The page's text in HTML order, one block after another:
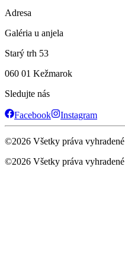
Adresa
Galéria u anjela
Starý trh 53
060 01 Kežmarok
Sledujte nás
Facebook Instagram
©2026 Všetky práva vyhradené
©2026 Všetky práva vyhradené